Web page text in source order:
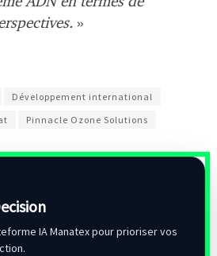
»
Développement international
Pinnacle Ozone Solutions
IA Manatex pour prioriser vos